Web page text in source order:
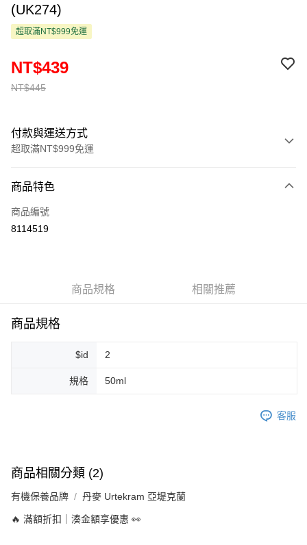
(UK274)
超取滿NT$999免運
NT$445
NT$439
付款與運送方式
超取滿NT$999免運
信用卡一次付款
超商取貨付款
悠遊付
全家純取貨 (先付款
每筆NT$80，滿NT$999(含以上)免運費
7-11取貨付款
商品特色
商品編號
8114519
商品規格 相關推薦
商品規格
$id 2
規格 50ml
客服
商品相關分類 (2)
有機保養品牌 丹麥 Urtekram 亞堤克蘭
🔥 滿額折扣｜湊金額享優惠 👀